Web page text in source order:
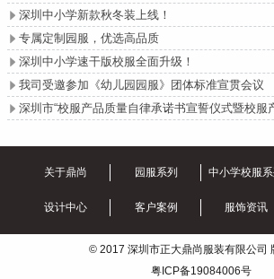
邮哦！
 深圳中小学新款秋冬装上线！
 专属定制园服，优选高品质
 深圳中小学速干版校服全面升级！
 我司受邀参加《幼儿园园服》团体标准宣贯会议
 深圳市“校服产品质量自律承诺书宣誓仪式暨校服
关于鼎尚 园服系列 中小学校服系
设计中心 客户案例 服饰资讯
© 2017 深圳市正大鼎尚服装有限公司
粤ICP备19084006号